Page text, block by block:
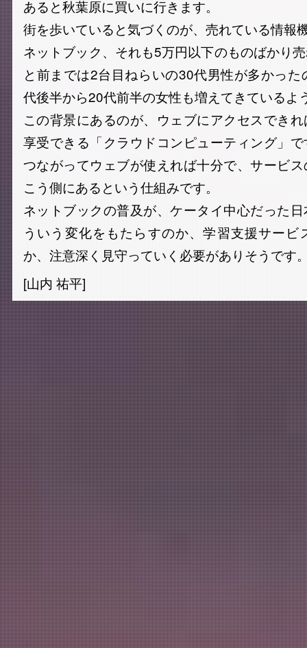
あると秋葉原に買いに行きます。
街を歩いていると気づくのが、売れている情報
ネットブック、それも5万円以下のものばかり
と前までは2台目ねらいの30代男性が多かっ
代後半から20代前半の女性も増えてきているよ
この背景にあるのが、ウェブにアクセスでき
享受できる「クラウドコンピューティング」
つながってウェブが使えれば十分で、サービ
こう側にあるという仕組みです。
ネットブックの普及が、ケータイ中心だった
ういう変化をもたらすのか、学習支援サービ
か、注意深く見守っていく必要がありそうです
[山内 祐平]